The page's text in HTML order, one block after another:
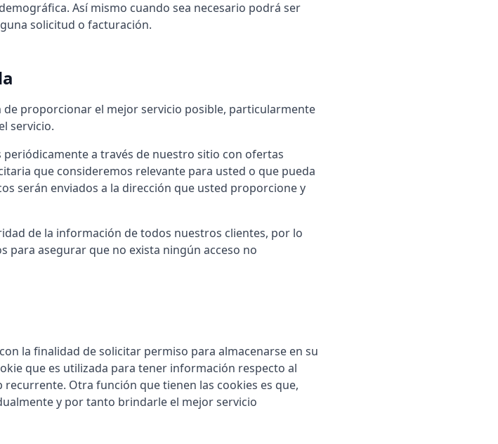
Así mismo cuando sea necesario podrá ser
solicitud o facturación.
proporcionar el mejor servicio posible, particularmente
servicio.
a través de nuestro sitio con ofertas
que consideremos relevante para usted o que pueda
serán enviados a la dirección que usted proporcione y
de la información de todos nuestros clientes, por lo
para asegurar que no exista ningún acceso no
la finalidad de solicitar permiso para almacenarse en su
que es utilizada para tener información respecto al
Otra función que tienen las cookies es que,
y por tanto brindarle el mejor servicio